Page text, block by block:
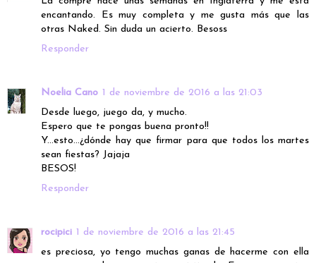
encantando. Es muy completa y me gusta más que las
otras Naked. Sin duda un acierto. Besoss
Responder
Noelia Cano 1 de noviembre de 2016 a las 21:03
Desde luego, juego da, y mucho.
Espero que te pongas buena pronto!!
Y...esto...¿dónde hay que firmar para que todos los martes
sean fiestas? Jajaja
BESOS!
Responder
rocipici 1 de noviembre de 2016 a las 21:45
es preciosa, yo tengo muchas ganas de hacerme con ella